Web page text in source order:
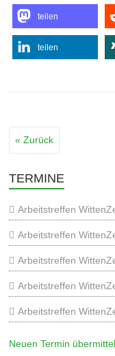
teilen
teilen
« Zurück
TERMINE
Arbeitstreffen
Arbeitstreffen
Arbeitstreffen
Arbeitstreffen
Arbeitstreffen
Neuen Termin